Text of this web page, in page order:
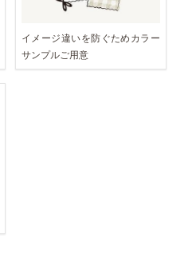
イメージ違いを防ぐためカラー
サンプルご用意